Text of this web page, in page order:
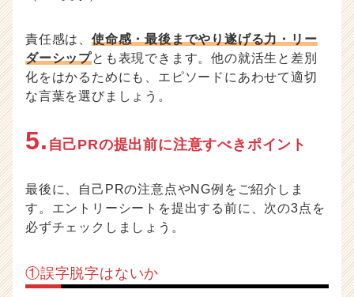
責任感は、 使命感・最後までやり遂げる力・リー
ダーシップとも表現できます。他の就活生と差別
化をはかるためにも、エピソードにあわせて適切
な言葉を選びましょう。
5. 自己PRの提出前に注意すべきポイント
最後に、自己PRの注意点やNG例をご紹介しま
す。エントリーシートを提出する前に、次の3点を
必ずチェックしましょう。
①誤字脱字はないか